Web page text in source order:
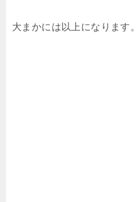
大まかには以上になります。